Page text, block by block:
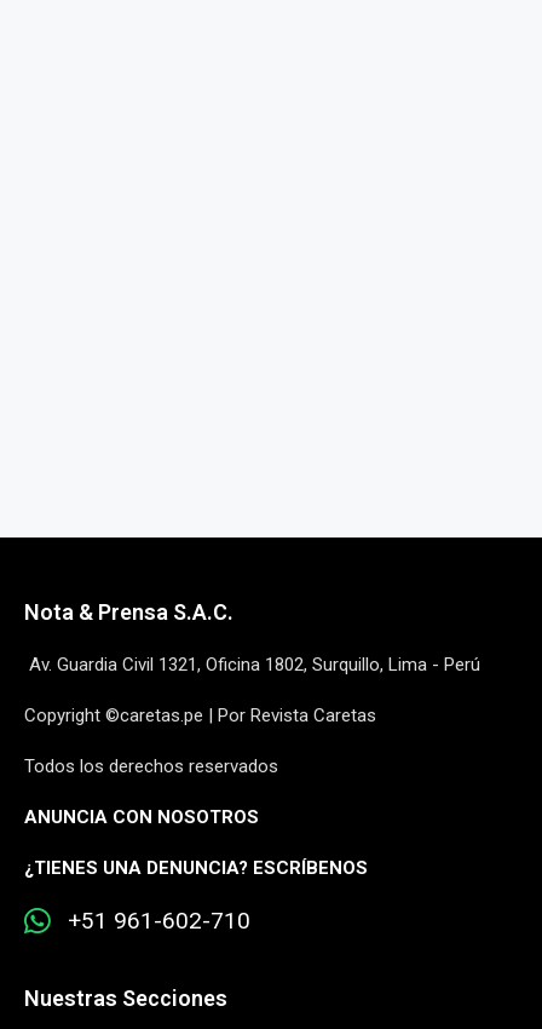
Nota & Prensa S.A.C.
Av. Guardia Civil 1321, Oficina 1802, Surquillo, Lima - Perú
Copyright ©caretas.pe | Por Revista Caretas
Todos los derechos reservados
ANUNCIA CON NOSOTROS
¿TIENES UNA DENUNCIA? ESCRÍBENOS
+51 961-602-710
Nuestras Secciones